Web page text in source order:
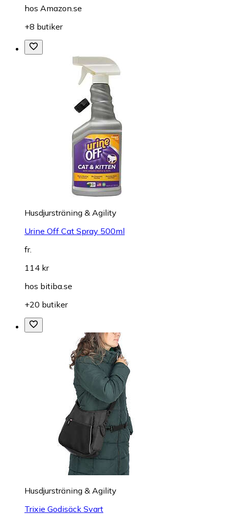
hos Amazon.se
+8 butiker
Husdjursträning & Agility
Urine Off Cat Spray 500ml
fr.
114 kr
hos bitiba.se
+20 butiker
Husdjursträning & Agility
Trixie Godisäck Svart